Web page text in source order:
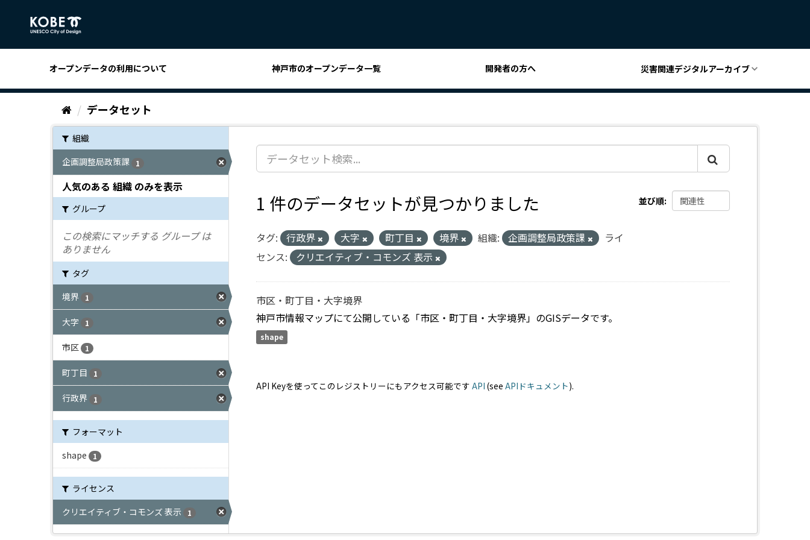
プ
内
オープンデータの利用について 神戸市のオープンデータ一覧 開発者の方へ 災害関連デジタルアーカイブ
データセット
組織
企画調整局政策課
1
人気のある 組織 のみを表示
グループ
この検索にマッチする グループ は
ありません
タグ
境界
1
大字 1
市区 1
町丁目 1
行政界 1
フォーマット
shape
1
ライセンス
クリエイティブ・コモンズ 表示
1
並び順
1 件のデータセットが見つかりました
タグ: 行政界 大字 町丁目 境界 組織: 企画調整局政策課
ライ
センス:
クリエイティブ・コモンズ 表示
市区・町丁目・大字境界
神戸市情報マップにて公開している「市区・町丁目・大字境界」のGISデータです。
shape
API Keyを使ってこのレジストリーにもアクセス可能です API (see APIドキュメント).